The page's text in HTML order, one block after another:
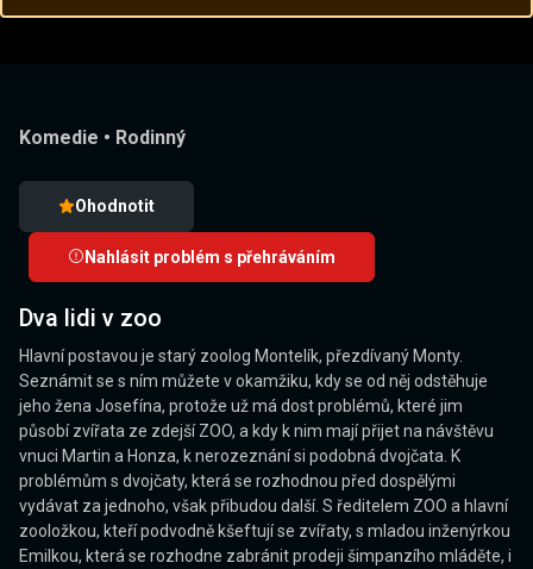
Komedie • Rodinný
Ohodnotit
Nahlásit problém s přehráváním
Dva lidi v zoo
Hlavní postavou je starý zoolog Montelík, přezdívaný Monty.
Seznámit se s ním můžete v okamžiku, kdy se od něj odstěhuje
jeho žena Josefína, protože už má dost problémů, které jim
působí zvířata ze zdejší ZOO, a kdy k nim mají přijet na návštěvu
vnuci Martin a Honza, k nerozeznání si podobná dvojčata. K
problémům s dvojčaty, která se rozhodnou před dospělými
vydávat za jednoho, však přibudou další. S ředitelem ZOO a hlavní
zooložkou, kteří podvodně kšeftují se zvířaty, s mladou inženýrkou
Emilkou, která se rozhodne zabránit prodeji šimpanzího mláděte, i